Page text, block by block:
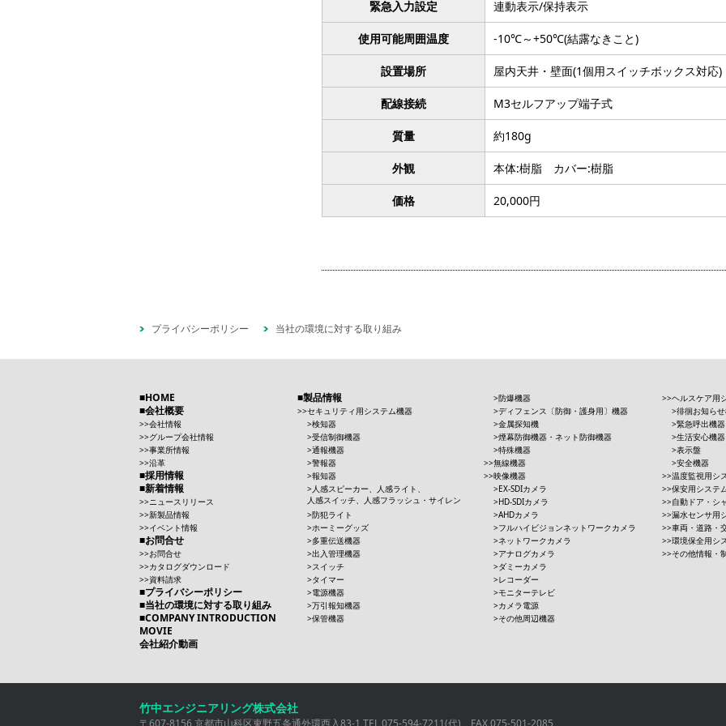
緊急入力設定 連動表示/保持表示
使用可能周囲温度 -10℃～+50℃(結露なきこと)
設置場所 屋内天井・壁面(1個用スイッチボックス対応)
配線接続 M3セルフアップ端子式
質量 約180g
外観 本体:樹脂 カバー:樹脂
価格 20,000円
プライバシーポリシー 当社の環境に対する取り組み
HOME
会社概要
会社情報
グループ会社情報
事業所情報
沿革
採用情報
新着情報
ニュースリリース
新製品情報
イベント情報
お問合せ
お問合せ
カタログダウンロード
資料請求
プライバシーポリシー
当社の環境に対する取り組み
COMPANY INTRODUCTION
MOVIE
会社紹介動画
製品情報
セキュリティ用システム機器
検知器
受信制御機器
通報機器
警報器
報知器
人感スピーカー、人感ライト、
人感スイッチ、人感フラッシュ・サイレン
防犯ライト
ホーミーグッズ
多重伝送機器
出入管理機器
スイッチ
タイマー
電源機器
万引報知機器
保管機器
防爆機器
ディフェンス〔防御・護身用〕機器
金属探知機
煙幕防御機器・ネット防御機器
特殊機器
無線機器
映像機器
EX-SDIカメラ
HD-SDIカメラ
AHDカメラ
フルハイビジョンネットワークカメラ
ネットワークカメラ
アナログカメラ
ダミーカメラ
レコーダー
モニターテレビ
カメラ電源
その他周辺機器
ヘルスケア用
徘徊お知ら
緊急呼出機器
生活安心機器
表示盤
安全機器
温度監視用シ
保安用システ
自動ドア・シ
漏水センサ用
車両・道路・
環境保全用シ
その他情報・
竹中エンジニアリング株式会社
〒607-8156 京都市山科区東野五条通外環西入83-1 TEL 075-594-7211(代) FAX 075-501-2085